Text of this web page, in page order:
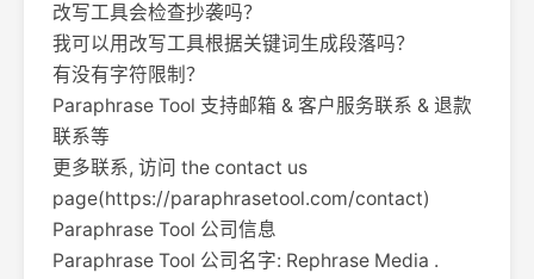
改写工具会检查抄袭吗？
我可以用改写工具根据关键词生成段落吗？
有没有字符限制？
Paraphrase Tool 支持邮箱 & 客户服务联系 & 退款
联系等
更多联系, 访问 the contact us
page(https://paraphrasetool.com/contact)
Paraphrase Tool 公司信息
Paraphrase Tool 公司名字: Rephrase Media .